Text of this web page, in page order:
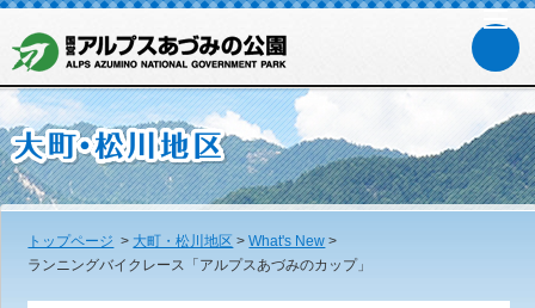
トップページ > 大町・松川地区 > What's New >
ランニングバイクレース「アルプスあづみのカップ」